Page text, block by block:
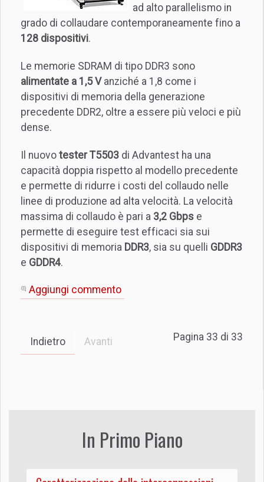
ad alto parallelismo in
grado di collaudare contemporaneamente fino a
128 dispositivi.
Le memorie SDRAM di tipo DDR3 sono
alimentate a 1,5 Vanziché a 1,8 come i
dispositivi di memoria della generazione
precedente DDR2, oltre a essere più veloci e più
dense.
Il nuovo tester T5503 di Advantest ha una
capacità doppia rispetto al modello precedente
e permette di ridurre i costi del collaudo nelle
linee di produzione ad alta velocità. La velocità
massima di collaudo è pari a 3,2 Gbps e
permette di eseguire test efficaci sia sui
dispositivi di memoria DDR3, sia su quelli GDDR3
e GDDR4.
Aggiungi commento
Pagina 33 di 33
Indietro Avanti
In Primo Piano